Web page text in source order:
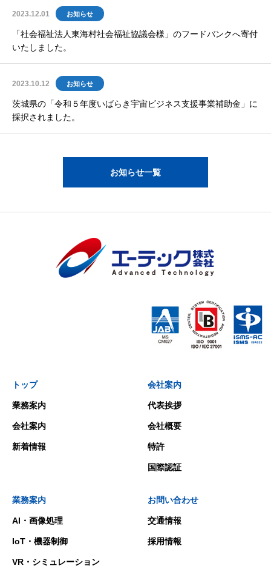
2023.12.01 お知らせ
「社会福祉法人東海村社会福祉協議会様」のフードバンクへ寄付
いたしました。
2023.10.12 お知らせ
茨城県の「令和５年度いばらき宇宙ビジネス支援事業補助金」に
採択されました。
お知らせ一覧
トップ
業務案内
会社案内
新着情報
会社案内
代表挨拶
会社概要
特許
国際認証
業務案内
AI・画像処理
IoT・機器制御
VR・シミュレーション
お問い合わせ
交通情報
採用情報